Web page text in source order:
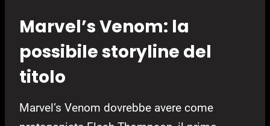
Marvel’s Venom: la
possibile storyline del
titolo
Marvel’s Venom dovrebbe avere come